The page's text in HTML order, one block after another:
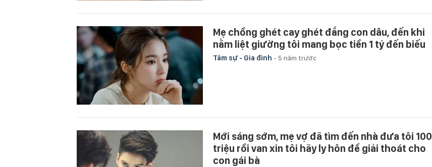
Mẹ chồng ghét cay ghét đắng con dâu, đến khi
nằm liệt giường tôi mang bọc tiền 1 tỷ đến biếu
Tâm sự - Gia đình - 5 năm trước
Mới sáng sớm, mẹ vợ đã tìm đến nhà đưa tôi 100
triệu rồi van xin tôi hãy ly hôn để giải thoát cho
con gái bà